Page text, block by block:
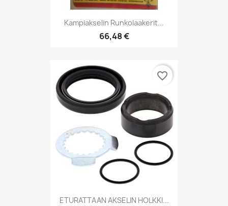
Kampiakselin Runkolaakerit...
66,48 €
ETURATTAAN AKSELIN HOLKKI...
favorite_border